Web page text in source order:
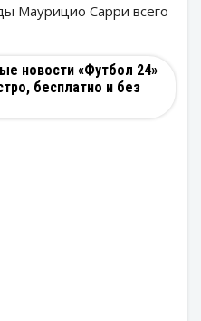
Маурицио Сарри всего
новости «Футбол 24»
бесплатно и без